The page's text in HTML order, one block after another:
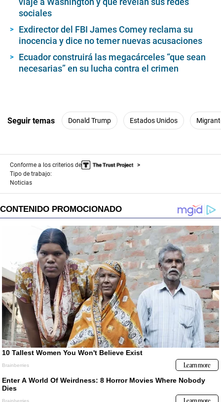
sociales
Exdirector del FBI James Comey reclama su
inocencia y dice no temer nuevas acusaciones
Ecuador construirá las megacárceles “que sean
necesarias” en su lucha contra el crimen
Seguir temas Donald Trump Estados Unidos
Conforme a los criterios de
Tipo de trabajo:
Noticias